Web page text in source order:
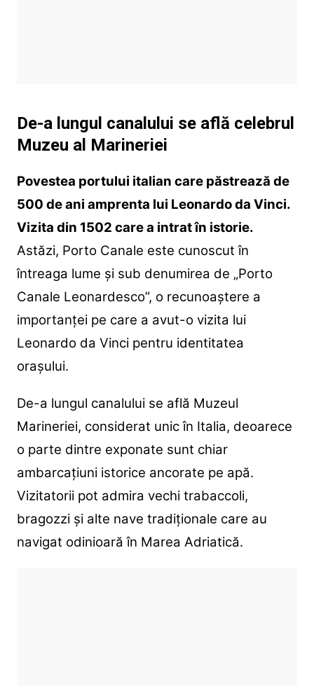
De-a lungul canalului se află celebrul
Muzeu al Marineriei
Povestea portului italian care păstrează de
500 de ani amprenta lui Leonardo da Vinci.
Vizita din 1502 care a intrat în istorie.
Astăzi, Porto Canale este cunoscut în
întreaga lume și sub denumirea de „Porto
Canale Leonardesco”, o recunoaștere a
importanței pe care a avut-o vizita lui
Leonardo da Vinci pentru identitatea
orașului.
De-a lungul canalului se află Muzeul
Marineriei, considerat unic în Italia, deoarece
o parte dintre exponate sunt chiar
ambarcațiuni istorice ancorate pe apă.
Vizitatorii pot admira vechi trabaccoli,
bragozzi și alte nave tradiționale care au
navigat odinioară în Marea Adriatică.